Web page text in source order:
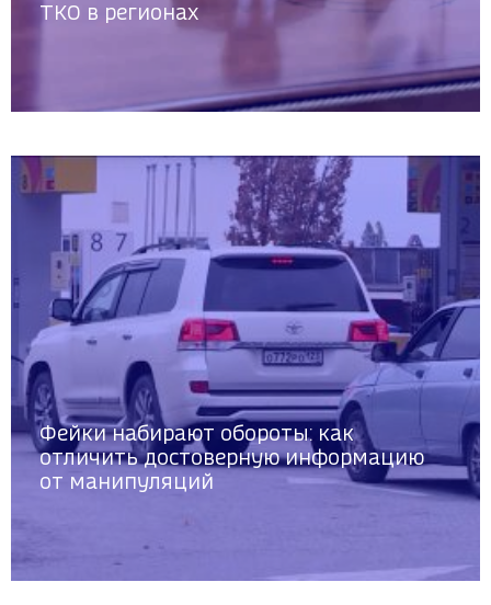
ТКО в регионах
Фейки набирают обороты: как
отличить достоверную информацию
от манипуляций